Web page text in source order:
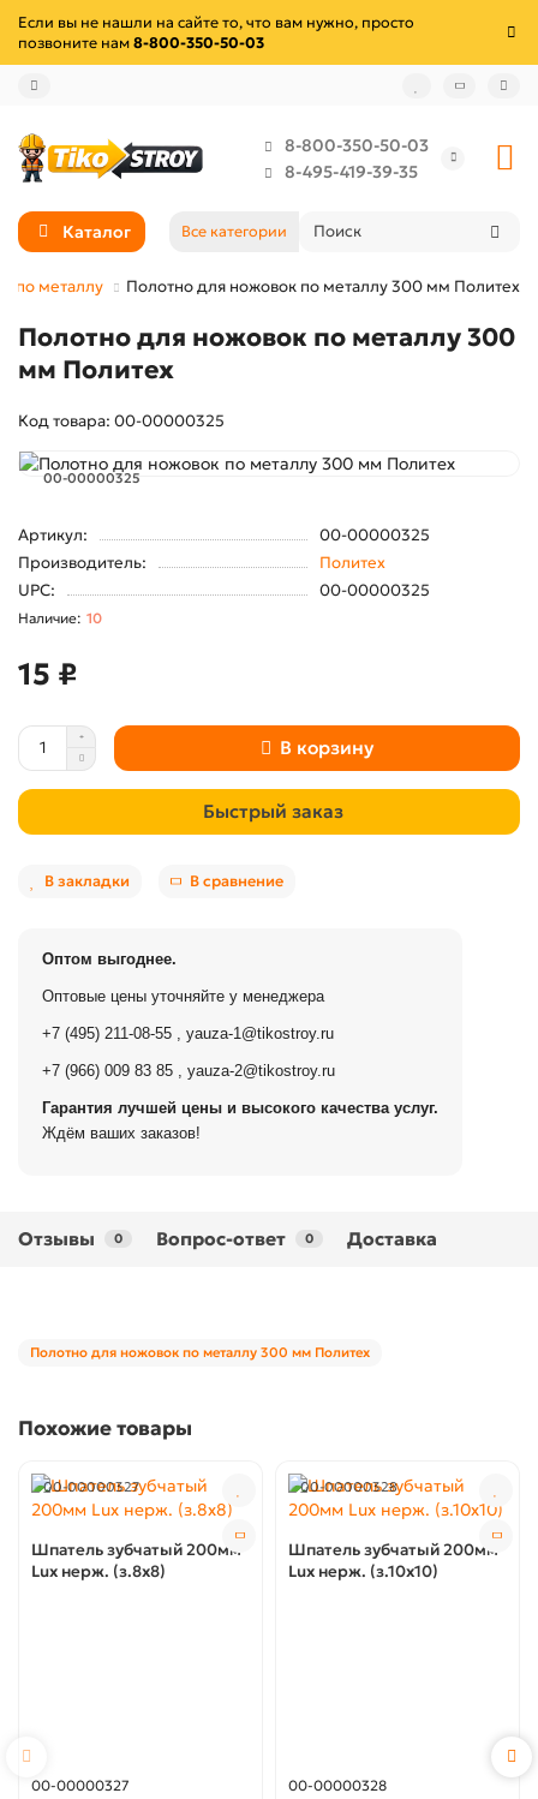
Если вы не нашли на сайте то, что вам нужно, просто
позвоните нам 8-800-350-50-03
8-800-350-50-03
8-495-419-39-35
Каталог Все категории
по металлу Полотно для ножовок по металлу 300 мм Политех
Полотно для ножовок по металлу 300
мм Политех
Код товара: 00-00000325
00-00000325
Артикул:
00-00000325
Производитель:
Политех
UPC:
00-00000325
10
15 ₽
В корзину
Быстрый заказ
В закладки В сравнение
Оптом выгоднее.
Оптовые цены уточняйте у менеджера
+7 (495) 211-08-55 yauza-1@tikostroy.ru
+7 (966) 009 83 85 yauza-2@tikostroy.ru
Гарантия лучшей цены и высокого качества услуг.
Ждём ваших заказов!
Отзывы 0 Вопрос-ответ 0 Доставка
Полотно для ножовок по металлу 300 мм Политех
Похожие товары
00-00000327
Шпатель зубчатый 200мм
Lux нерж. (з.8x8)
00-00000327
00-00000328
Шпатель зубчатый 200мм
Lux нерж. (з.10x10)
00-00000328